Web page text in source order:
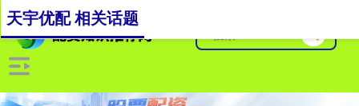
天宇优配 相关话题